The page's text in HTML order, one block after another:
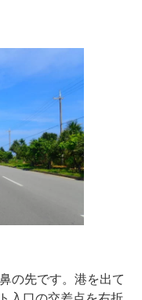
の先です。港を出て